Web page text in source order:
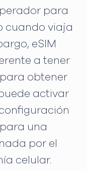
para
cuando viaja
eSIM
a tener
obtener
activar
una
por el
celular.